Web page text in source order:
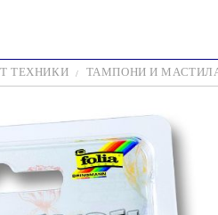
ТЕХНИКИ ТАМПОНИ И